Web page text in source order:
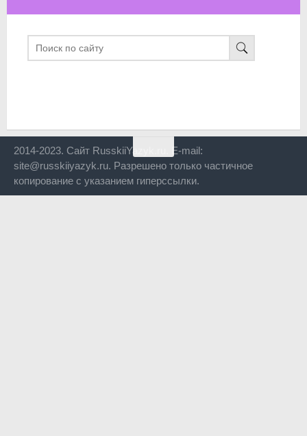
2014-2023. Сайт RusskiiYazyk.ru. E-mail:
site@russkiiyazyk.ru. Разрешено только частичное
копирование с указанием гиперссылки.